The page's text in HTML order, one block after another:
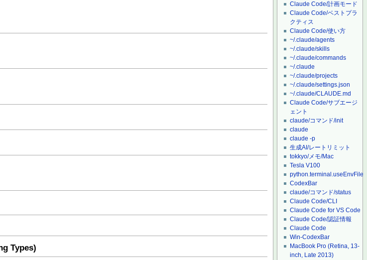
Types)
Claude Code/計画モード
Claude Code/ベストプラ
クティス
Claude Code/使い方
~/.claude/agents
~/.claude/skills
~/.claude/commands
~/.claude
~/.claude/projects
~/.claude/settings.json
~/.claude/CLAUDE.md
Claude Code/サブエージ
ェント
claude/コマンド/init
claude
claude -p
生成AI/レートリミット
tokkyo/メモ/Mac
Tesla V100
python.terminal.useEnvFile
CodexBar
claude/コマンド/status
Claude Code/CLI
Claude Code for VS Code
Claude Code/認証情報
Claude Code
Win-CodexBar
MacBook Pro (Retina, 13-
inch, Late 2013)